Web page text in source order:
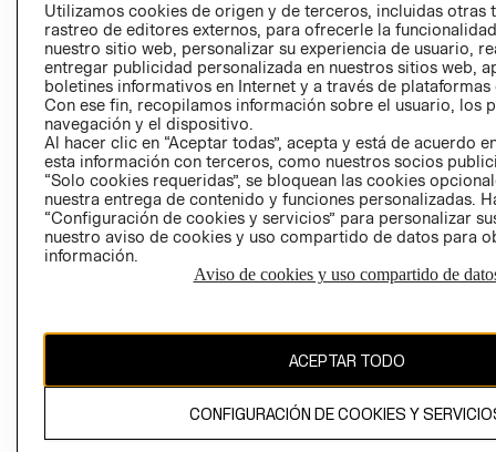
AVISO DE
PRIVACIDAD
GIFT CARD
El contenido de esta página web está protegido por copyright y es
Utilizamos cookies de origen y de terceros, incluidas otras
rastreo de editores externos, para ofrecerle la
nuestro sitio web, personalizar su experiencia de usuario,
entregar publicidad personalizada en nuestros sitios web,
boletines informativos en Internet y a través de plataformas
Con ese fin, recopilamos información sobre el usuario, los
navegación y el dispositivo.
Al hacer clic en “Aceptar todas”, acepta y está de acuerdo
esta información con terceros, como nuestros socios
“Solo cookies requeridas”, se bloquean las cookies
nuestra entrega de contenido y funciones personalizadas.
“Configuración de cookies y servicios” para personalizar
nuestro aviso de cookies y uso compartido de datos para
información.
Aviso de cookies y uso compartido de
ACEPTAR TODO
CONFIGURACIÓN DE COOKIES Y